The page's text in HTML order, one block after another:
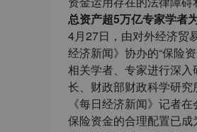
总资产超5万亿专家学者
4月27日，由对外经济贸
经济新闻》协办的“保险
相关学者、专家进行深
长、财政部财政科学研究
《每日经济新闻》记者
保险资金的合理配置已成